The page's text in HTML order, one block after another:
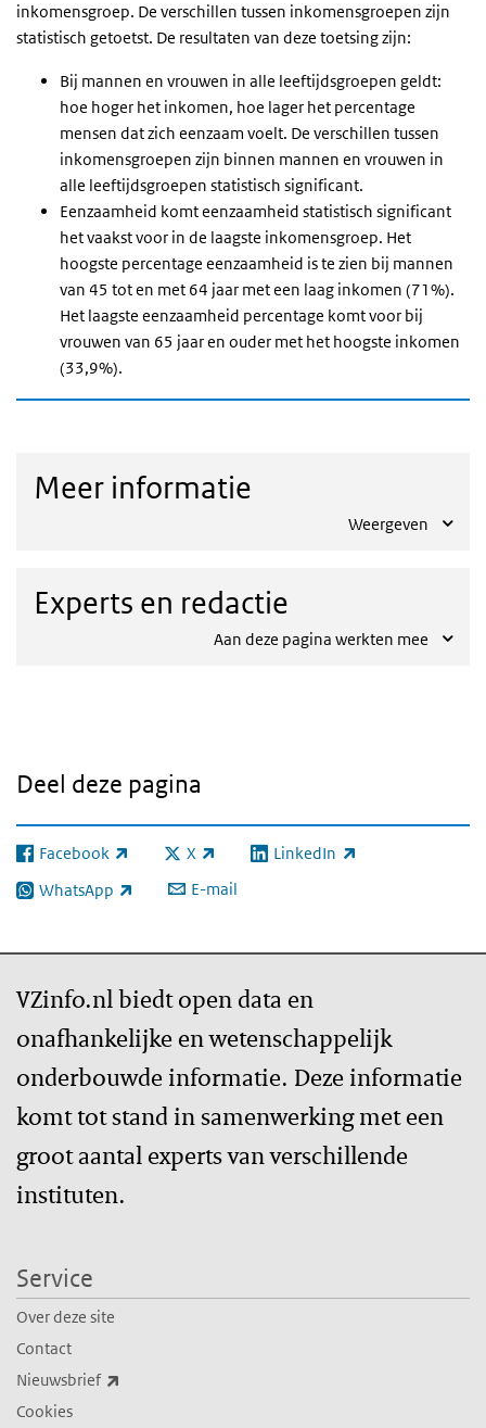
inkomensgroep. De verschillen tussen inkomensgroepen zijn
statistisch getoetst. De resultaten van deze toetsing zijn:
Bij mannen en vrouwen in alle leeftijdsgroepen geldt:
hoe hoger het inkomen, hoe lager het percentage
mensen dat zich eenzaam voelt. De verschillen tussen
inkomensgroepen zijn binnen mannen en vrouwen in
alle leeftijdsgroepen statistisch significant.
Eenzaamheid komt eenzaamheid statistisch significant
het vaakst voor in de laagste inkomensgroep. Het
hoogste percentage eenzaamheid is te zien bij mannen
van 45 tot en met 64 jaar met een laag inkomen (71%).
Het laagste eenzaamheid percentage komt voor bij
vrouwen van 65 jaar en ouder met het hoogste inkomen
(33,9%).
Meer informatie
Weergeven
Experts en redactie
Aan deze pagina werkten mee
Deel deze pagina
Facebook
(externe link) X
(externe link) LinkedIn
(externe link)
WhatsApp
(externe link) E-mail
VZinfo.nl biedt open data en
onafhankelijke en wetenschappelijk
onderbouwde informatie. Deze informatie
komt tot stand in samenwerking met een
groot aantal experts van verschillende
instituten.
Service
Over deze site
Contact
Nieuwsbrief
Cookies